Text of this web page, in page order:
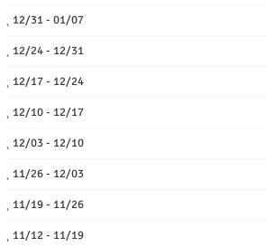
12/31 - 01/07
12/24 - 12/31
12/17 - 12/24
12/10 - 12/17
12/03 - 12/10
11/26 - 12/03
11/19 - 11/26
11/12 - 11/19